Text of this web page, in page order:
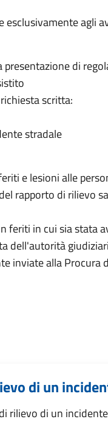
esclusivamente agli
di
scritta:
stradale
e lesioni alle
rapporto di rilievo
feriti in cuisia stata
dell'autorità
inviate alla Procura
di un
rilievo di un